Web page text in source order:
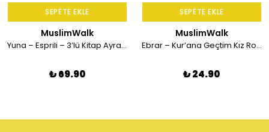
SEPETE EKLE
MuslimWalk
Yuna – Esprili – 3’lü Kitap Ayracı Seti #KA36
₺ 69.90
SEPETE EKLE
MuslimWalk
Ebrar – Kur’ana Geçtim Kız Rozet – İğneli Rozet v.2
₺ 24.90